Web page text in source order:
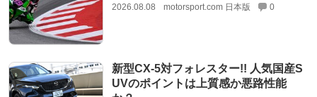
2026.08.08 motorsport.com 日本版 0
新型CX-5対フォレスター!! 人気国産S
UVのポイントは上質感か悪路性能